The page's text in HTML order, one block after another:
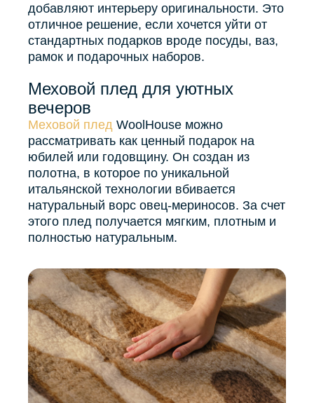
добавляют интерьеру оригинальности. Это
отличное решение, если хочется уйти от
стандартных подарков вроде посуды, ваз,
рамок и подарочных наборов.
Меховой плед для уютных
вечеров
Меховой плед WoolHouse можно
рассматривать как ценный подарок на
юбилей или годовщину. Он создан из
полотна, в которое по уникальной
итальянской технологии вбивается
натуральный ворс овец-мериносов. За счет
этого плед получается мягким, плотным и
полностью натуральным.